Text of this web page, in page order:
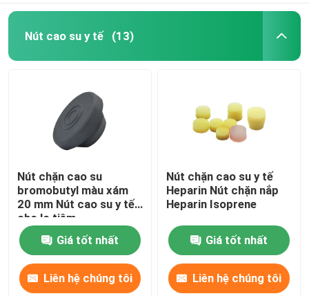
Nút cao su y tế (13)
Nút chặn cao su
bromobutyl màu xám
20 mm Nút cao su y tế
cho lọ tiêm
Giá tốt nhất
Liên hệ chúng tôi
Nút chặn cao su y tế
Heparin Nút chặn nắp
Heparin Isoprene
Giá tốt nhất
Liên hệ chúng tôi